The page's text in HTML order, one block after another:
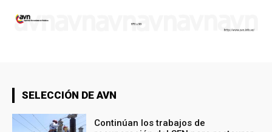
SELECCIÓN DE AVN
Continúan los trabajos de